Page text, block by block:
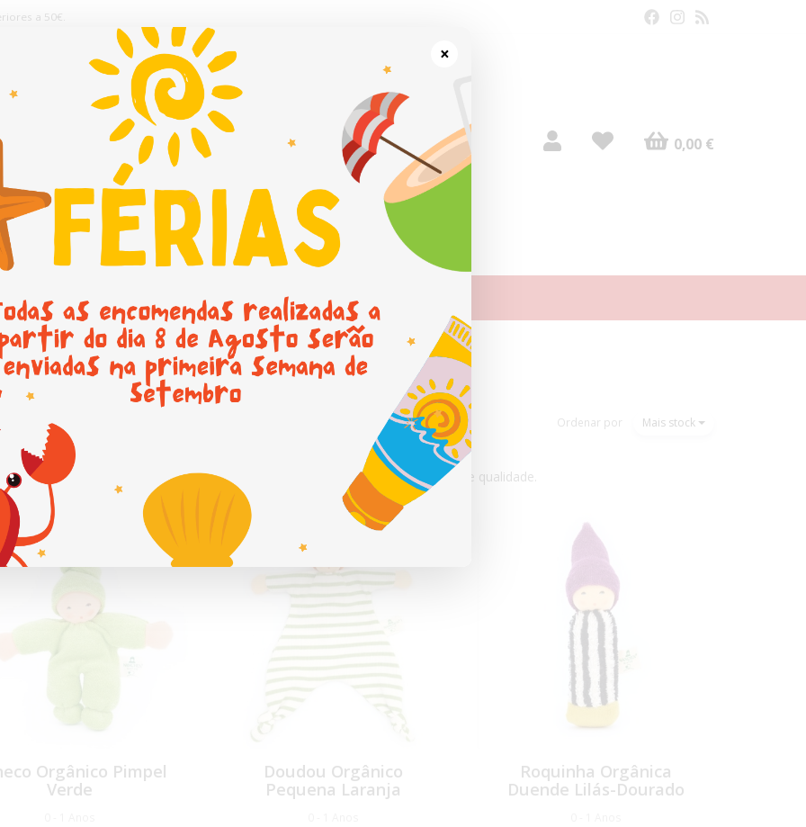
a 50€.
0,00 €
Sobre nós Novidades Contactos
Ordenar por Mais stock
de brinquedos orgânicos para bebé feitos à mão na Alemanha de excelente qualidade.
Orgânico Pimpel
Verde
Doudou Orgânico
Pequena Laranja
Roquinha Orgânica
Duende Lilás-Dourado
×